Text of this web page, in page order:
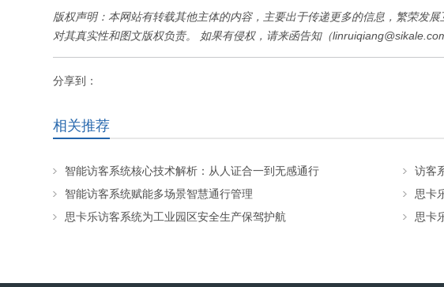
版权声明：本网站有转载其他主体的内容，主要出于传递更多的信息，繁荣发
对其真实性和图文版权负责。 如果有侵权，请来函告知（
分享到：
相关推荐
智能访客系统核心技术解析：从人证合一到无感通行
访客
智能访客系统赋能多场景智慧通行管理
思卡
思卡乐访客系统为工业园区安全生产保驾护航
思卡